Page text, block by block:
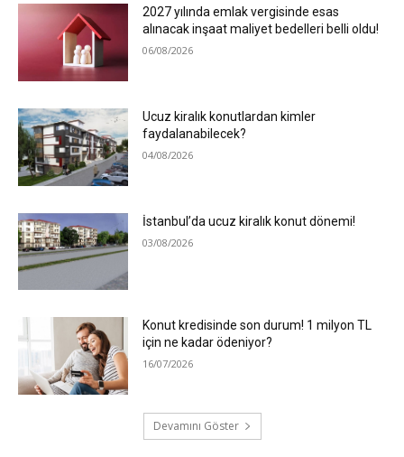
2027 yılında emlak vergisinde esas
alınacak inşaat maliyet bedelleri belli oldu!
06/08/2026
Ucuz kiralık konutlardan kimler
faydalanabilecek?
04/08/2026
İstanbul’da ucuz kiralık konut dönemi!
03/08/2026
Konut kredisinde son durum! 1 milyon TL
için ne kadar ödeniyor?
16/07/2026
Devamını Göster